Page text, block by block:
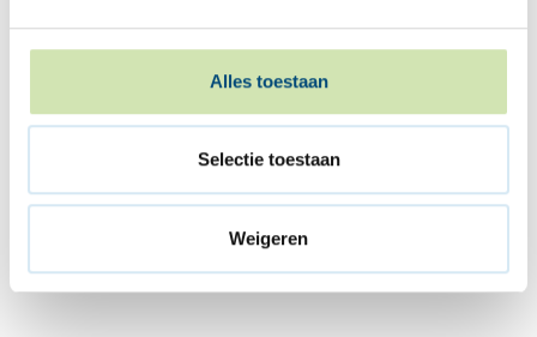
Alles toestaan
Selectie toestaan
Weigeren